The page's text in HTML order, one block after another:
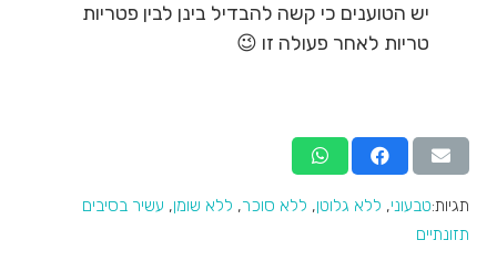
יש הטוענים כי קשה להבדיל בינן לבין פטריות
טריות לאחר פעולה זו 😉
תגיות:טבעוני, ללא גלוטן, ללא סוכר, ללא שומן, עשיר בסיבים
תזונתיים